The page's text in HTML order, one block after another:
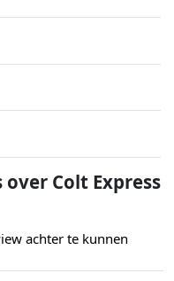
Colt Express
achter te kunnen